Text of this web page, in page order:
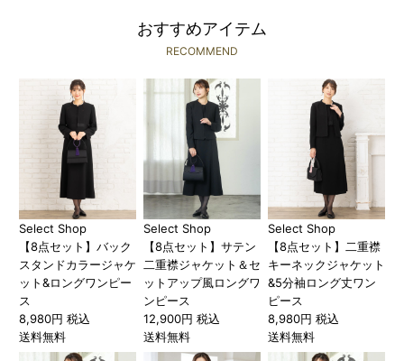
おすすめアイテム
RECOMMEND
Select Shop
【8点セット】バック
スタンドカラージャケ
ット&ロングワンピー
ス
8,980円 税込
送料無料
Select Shop
【8点セット】サテン
二重襟ジャケット＆セ
ットアップ風ロングワ
ンピース
12,900円 税込
送料無料
Select Shop
【8点セット】二重襟
キーネックジャケット
&5分袖ロング丈ワン
ピース
8,980円 税込
送料無料